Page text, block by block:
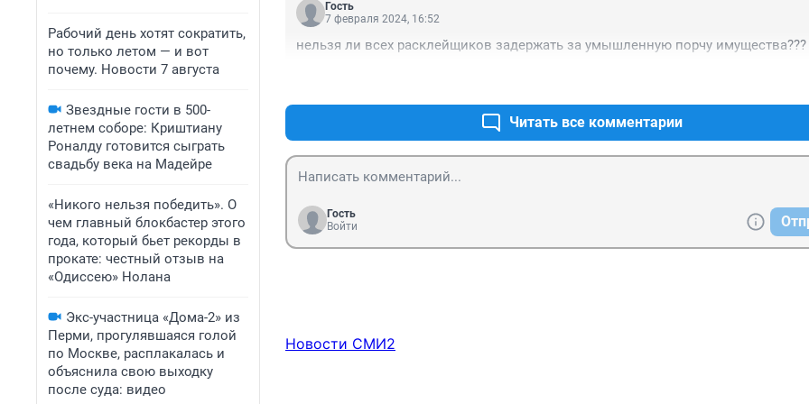
Рабочий день хотят сократить,
но только летом — и вот
почему. Новости 7 августа
Звездные гости в 500-
летнем соборе: Криштиану
Роналду готовится сыграть
свадьбу века на Мадейре
«Никого нельзя победить». О
чем главный блокбастер этого
года, который бьет рекорды в
прокате: честный отзыв на
«Одиссею» Нолана
Экс-участница «Дома-2» из
Перми, прогулявшаяся голой
по Москве, расплакалась и
объяснила свою выходку
после суда: видео
Гость
7 февраля 2024, 16:52
нельзя ли всех расклейщиков задержать за умышленную порчу имущества???
Читать все комментарии
Гость
Войти
Новости СМИ2